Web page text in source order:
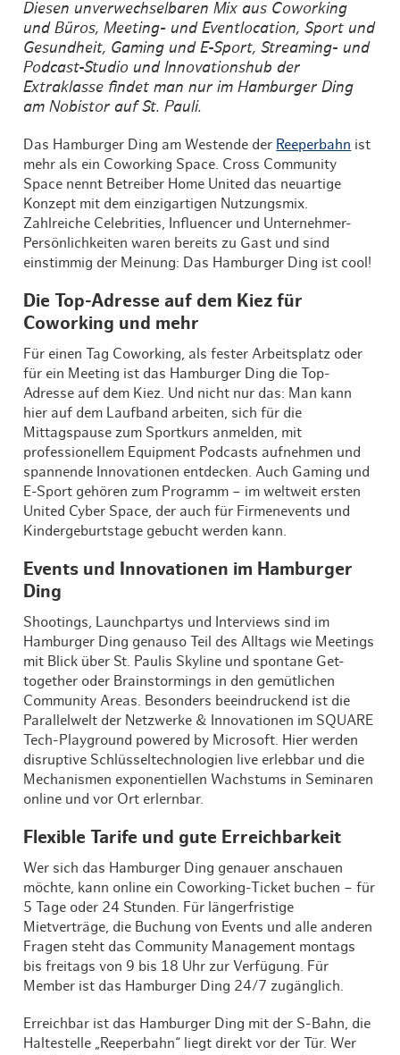
Diesen unverwechselbaren Mix aus Coworking
und Büros, Meeting- und Eventlocation, Sport und
Gesundheit, Gaming und E-Sport, Streaming- und
Podcast-Studio und Innovationshub der
Extraklasse findet man nur im Hamburger Ding
am Nobistor auf St. Pauli.
Das Hamburger Ding am Westende der Reeperbahn ist
mehr als ein Coworking Space. Cross Community
Space nennt Betreiber Home United das neuartige
Konzept mit dem einzigartigen Nutzungsmix.
Zahlreiche Celebrities, Influencer und Unternehmer-
Persönlichkeiten waren bereits zu Gast und sind
einstimmig der Meinung: Das Hamburger Ding ist cool!
Die Top-Adresse auf dem Kiez für
Coworking und mehr
Für einen Tag Coworking, als fester Arbeitsplatz oder
für ein Meeting ist das Hamburger Ding die Top-
Adresse auf dem Kiez. Und nicht nur das: Man kann
hier auf dem Laufband arbeiten, sich für die
Mittagspause zum Sportkurs anmelden, mit
professionellem Equipment Podcasts aufnehmen und
spannende Innovationen entdecken. Auch Gaming und
E-Sport gehören zum Programm – im weltweit ersten
United Cyber Space, der auch für Firmenevents und
Kindergeburtstage gebucht werden kann.
Events und Innovationen im Hamburger
Ding
Shootings, Launchpartys und Interviews sind im
Hamburger Ding genauso Teil des Alltags wie Meetings
mit Blick über St. Paulis Skyline und spontane Get-
together oder Brainstormings in den gemütlichen
Community Areas. Besonders beeindruckend ist die
Parallelwelt der Netzwerke & Innovationen im SQUARE
Tech-Playground powered by Microsoft. Hier werden
disruptive Schlüsseltechnologien live erlebbar und die
Mechanismen exponentiellen Wachstums in Seminaren
online und vor Ort erlernbar.
Flexible Tarife und gute Erreichbarkeit
Wer sich das Hamburger Ding genauer anschauen
möchte, kann online ein Coworking-Ticket buchen – für
5 Tage oder 24 Stunden. Für längerfristige
Mietverträge, die Buchung von Events und alle anderen
Fragen steht das Community Management montags
bis freitags von 9 bis 18 Uhr zur Verfügung. Für
Member ist das Hamburger Ding 24/7 zugänglich.
Erreichbar ist das Hamburger Ding mit der S-Bahn, die
Haltestelle „Reeperbahn“ liegt direkt vor der Tür. Wer